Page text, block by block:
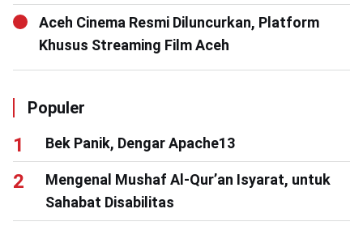
Aceh Cinema Resmi Diluncurkan, Platform
Khusus Streaming Film Aceh
Populer
Bek Panik, Dengar Apache13
Mengenal Mushaf Al-Qur’an Isyarat, untuk
Sahabat Disabilitas